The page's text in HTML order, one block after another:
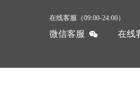
在线客服（09:00-24:00）
微信客服 򠤙 在线